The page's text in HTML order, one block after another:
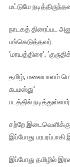
மட்டுமே
நாடகத் திரைப்பட
பங்கெடுத்தவர்.
‘மாயத்திரை’,
தமிழ், மலையாளம்
சுபமஸ்து’
படத்தில்
சற்றே
இப்போது பரபரப்பாகி
இப்போது தமிழில்